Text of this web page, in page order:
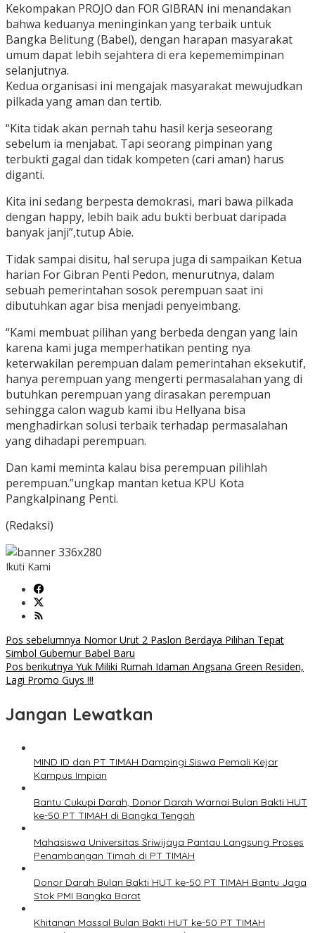
Kekompakan PROJO dan FOR GIBRAN ini menandakan
bahwa keduanya meninginkan yang terbaik untuk
Bangka Belitung (Babel), dengan harapan masyarakat
umum dapat lebih sejahtera di era kepememimpinan
selanjutnya.
Kedua organisasi ini mengajak masyarakat mewujudkan
pilkada yang aman dan tertib.
“Kita tidak akan pernah tahu hasil kerja seseorang
sebelum ia menjabat. Tapi seorang pimpinan yang
terbukti gagal dan tidak kompeten (cari aman) harus
diganti.
Kita ini sedang berpesta demokrasi, mari bawa pilkada
dengan happy, lebih baik adu bukti berbuat daripada
banyak janji”,tutup Abie.
Tidak sampai disitu, hal serupa juga di sampaikan Ketua
harian For Gibran Penti Pedon, menurutnya, dalam
sebuah pemerintahan sosok perempuan saat ini
dibutuhkan agar bisa menjadi penyeimbang.
“Kami membuat pilihan yang berbeda dengan yang lain
karena kami juga memperhatikan penting nya
keterwakilan perempuan dalam pemerintahan eksekutif,
hanya perempuan yang mengerti permasalahan yang di
butuhkan perempuan yang dirasakan perempuan
sehingga calon wagub kami ibu Hellyana bisa
menghadirkan solusi terbaik terhadap permasalahan
yang dihadapi perempuan.
Dan kami meminta kalau bisa perempuan pilihlah
perempuan.”ungkap mantan ketua KPU Kota
Pangkalpinang Penti.
(Redaksi)
Ikuti Kami
Navigasi
pos
Pos sebelumnya Nomor Urut 2 Paslon Berdaya Pilihan Tepat
Simbol Gubernur Babel Baru
Pos berikutnya Yuk Miliki Rumah Idaman Angsana Green Residen,
Lagi Promo Guys !!!
Jangan Lewatkan
MIND ID dan PT TIMAH Dampingi Siswa Pemali Kejar
Kampus Impian
Bantu Cukupi Darah, Donor Darah Warnai Bulan Bakti HUT
ke-50 PT TIMAH di Bangka Tengah
Mahasiswa Universitas Sriwijaya Pantau Langsung Proses
Penambangan Timah di PT TIMAH
Donor Darah Bulan Bakti HUT ke-50 PT TIMAH Bantu Jaga
Stok PMI Bangka Barat
Khitanan Massal Bulan Bakti HUT ke-50 PT TIMAH